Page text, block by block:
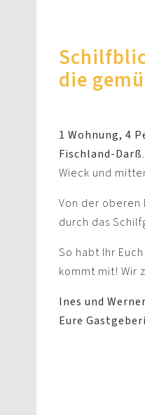
die
1 Wohnung, 4
Fischland-Darß
Wieck und
Von der oberen
durch das
So habt Ihr
kommt mit! Wir
Ines und
Eure